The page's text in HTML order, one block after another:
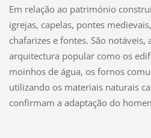
Em relação ao património
igrejas, capelas, pontes
chafarizes e fontes. São notáveis,
arquitectura popular como os
moinhos de água, os fornos
utilizando os materiais naturais
confirmam a adaptação do